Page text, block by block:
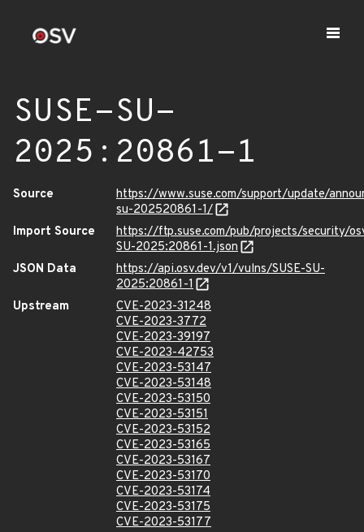
SUSE-SU-
2025:20861-1
Source
https://www.suse.com/support/update/
su-202520861-1/
Import Source
https://ftp.suse.com/pub/projects/security/
SU-2025:20861-1.json
JSON Data
https://api.osv.dev/v1/vulns/SUSE-SU-
2025:20861-1
Upstream
CVE-2023-31248
CVE-2023-3772
CVE-2023-39197
CVE-2023-42753
CVE-2023-53147
CVE-2023-53148
CVE-2023-53150
CVE-2023-53151
CVE-2023-53152
CVE-2023-53165
CVE-2023-53167
CVE-2023-53170
CVE-2023-53174
CVE-2023-53175
CVE-2023-53177